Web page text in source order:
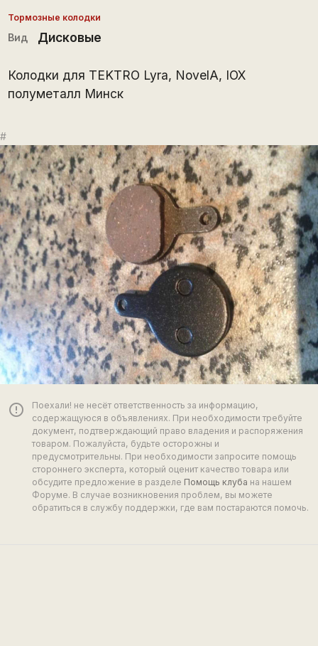
Тормозные колодки
Вид Дисковые
Колодки для TEKTRO Lyra, NovelA, IOX
полуметалл Минск
#
error_outline
Поехали! не несёт ответственность за информацию,
содержащуюся в объявлениях. При необходимости требуйте
документ, подтверждающий право владения и распоряжения
товаром. Пожалуйста, будьте осторожны и
предусмотрительны. При необходимости запросите помощь
стороннего эксперта, который оценит качество товара или
обсудите предложение в разделе Помощь клуба на нашем
Форуме. В случае возникновения проблем, вы можете
обратиться в службу поддержки, где вам постараются помочь.